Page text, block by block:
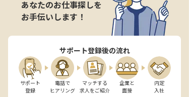
あなたのお仕事探しを
お手伝いします！
サポート登録後の流れ
サポート
登録
電話で
ヒアリング
マッチする
求人をご紹介
企業と
面接
内定
入社